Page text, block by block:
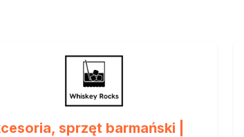
sprzęt barmański |